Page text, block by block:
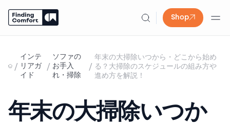
Shop
content
/
インテ
リアガ
イド
/
ソファの
お手入
れ・掃除
/
年末の大掃除いつから・どこから始め
る？大掃除のスケジュールの組み方や
進め方を解説！
年末の大掃除いつか